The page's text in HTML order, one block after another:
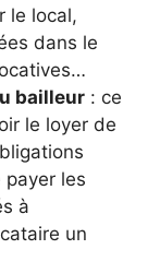
le local,
dans le
bailleur : ce
le loyer de
payer les
à
un